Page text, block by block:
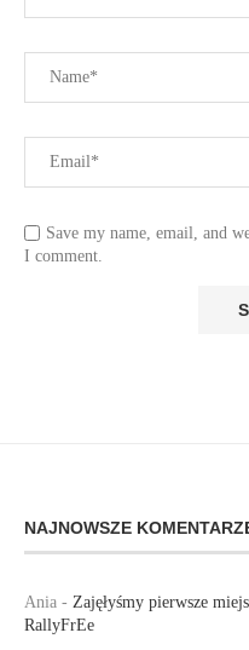
Save my name, email, and
I comment.
NAJNOWSZE
Ania - Zajęłyśmy pierwsze
RallyFrEe